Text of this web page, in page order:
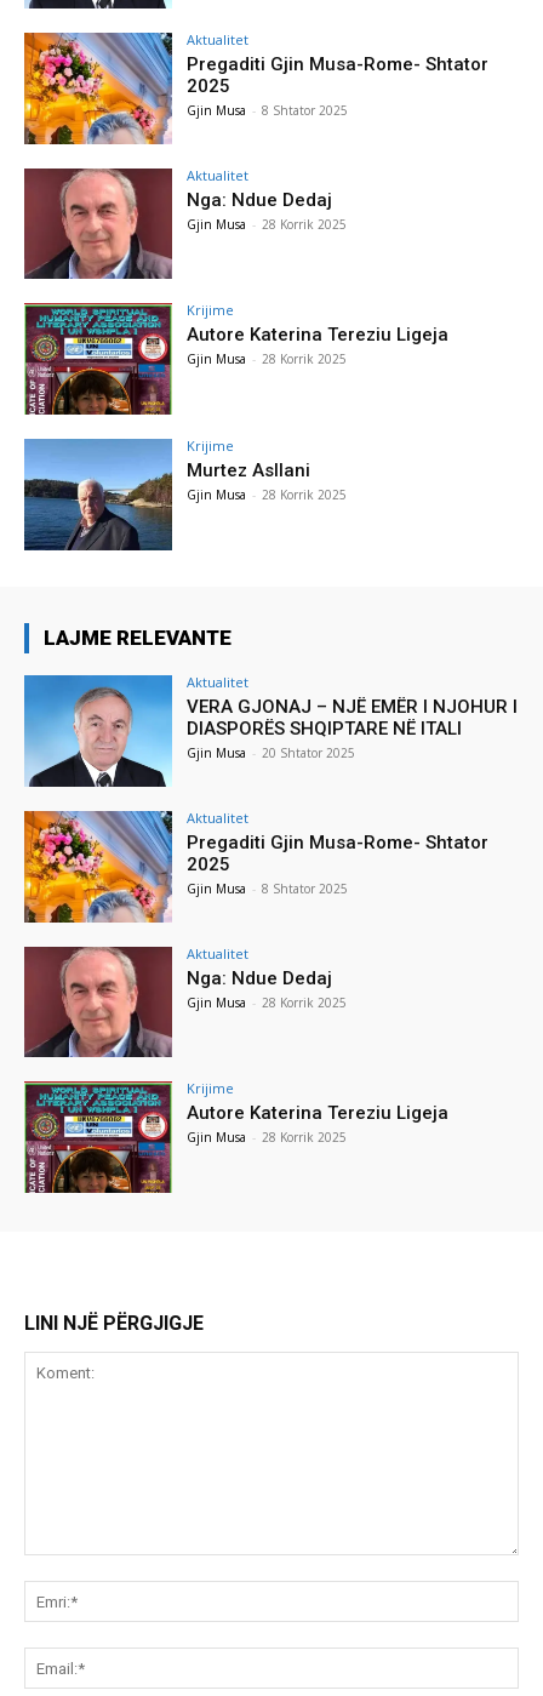
Aktualitet
Pregaditi Gjin Musa-Rome- Shtator
2025
Gjin Musa - 8 Shtator 2025
Aktualitet
Nga: Ndue Dedaj
Gjin Musa - 28 Korrik 2025
Krijime
Autore Katerina Tereziu Ligeja
Gjin Musa - 28 Korrik 2025
Krijime
Murtez Asllani
Gjin Musa - 28 Korrik 2025
LAJME RELEVANTE
Aktualitet
VERA GJONAJ – NJË EMËR I NJOHUR I
DIASPORËS SHQIPTARE NË ITALI
Gjin Musa - 20 Shtator 2025
Aktualitet
Pregaditi Gjin Musa-Rome- Shtator
2025
Gjin Musa - 8 Shtator 2025
Aktualitet
Nga: Ndue Dedaj
Gjin Musa - 28 Korrik 2025
Krijime
Autore Katerina Tereziu Ligeja
Gjin Musa - 28 Korrik 2025
LINI NJË PËRGJIGJE